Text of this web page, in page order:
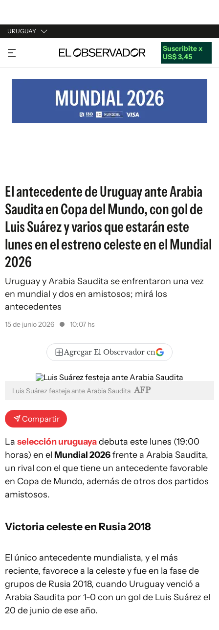
URUGUAY
URUGUAY
ARGENTINA
ESTADOS UNIDOS
Suscribite x
US$ 3,45
El antecedente de Uruguay ante Arabia
Saudita en Copa del Mundo, con gol de
Luis Suárez y varios que estarán este
lunes en el estreno celeste en el Mundial
2026
Uruguay y Arabia Saudita se enfrentaron una vez
en mundial y dos en amistosos; mirá los
antecedentes
15 de junio 2026 10:07 hs
Agregar El Observador en
Luis Suárez festeja ante Arabia Saudita AFP
Compartir
La selección uruguayadebuta este lunes (19:00
horas) en el Mundial 2026frente a Arabia Saudita,
un rival con el que tiene un antecedente favorable
en Copa de Mundo, además de otros dos partidos
amistosos.
Victoria celeste en Rusia 2018
El único antecedente mundialista, y el más
reciente, favorece a la celeste y fue en la fase de
grupos de Rusia 2018, cuando Uruguay venció a
Arabia Saudita por 1-0 con un gol de Luis Suárez el
20 de junio de ese año.